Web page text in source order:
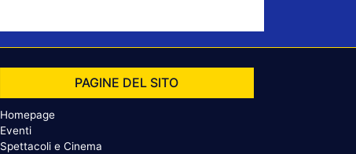
PAGINE DEL SITO
Homepage
Eventi
Spettacoli e Cinema